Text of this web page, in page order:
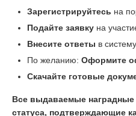
Зарегистрируйтесь на
Подайте заявкуна
Внесите ответы в
По желанию: Оформите
Скачайте готовые
Все выдаваемые
статуса, подтверждающие